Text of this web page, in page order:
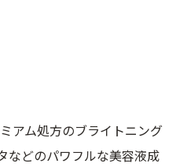
アム処方のブライトニング
などのパワフルな美容液成